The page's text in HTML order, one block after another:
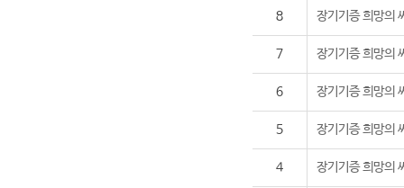
8 장기기증 희망의
7 장기기증 희망의
6 장기기증 희망의
5 장기기증 희망의
4 장기기증 희망의